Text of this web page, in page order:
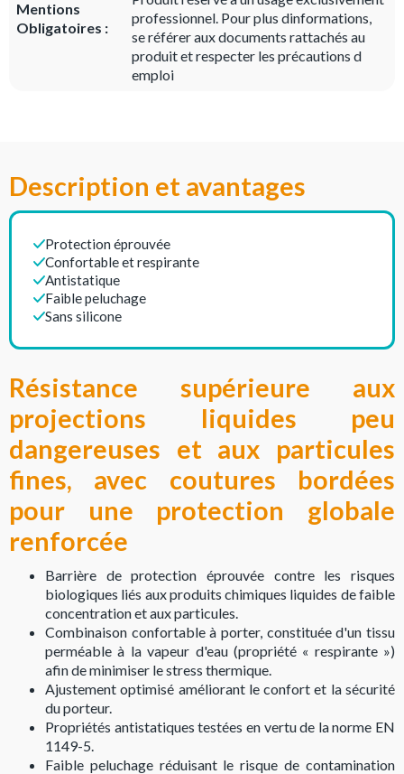
Mentions
Obligatoires :
professionnel. Pour plus dinformations,
se référer aux documents rattachés au
produit et respecter les précautions d
emploi
Description et avantages
Protection éprouvée
Confortable et respirante
Antistatique
Faible peluchage
Sans silicone
Résistance supérieure aux
projections liquides peu
dangereuses et aux particules
fines, avec coutures bordées
pour une protection globale
renforcée
Barrière de protection éprouvée contre les risques
biologiques liés aux produits chimiques liquides de faible
concentration et aux particules.
Combinaison confortable à porter, constituée d'un tissu
perméable à la vapeur d'eau (propriété « respirante »)
afin de minimiser le stress thermique.
Ajustement optimisé améliorant le confort et la sécurité
du porteur.
Propriétés antistatiques testées en vertu de la norme EN
1149-5.
Faible peluchage réduisant le risque de contamination